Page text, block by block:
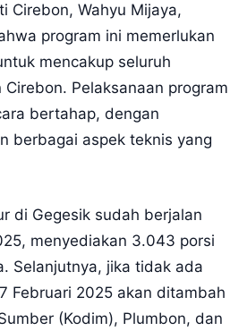
Cirebon, Wahyu Mijaya,
program ini memerlukan
mencakup seluruh
Pelaksanaan program
bertahap, dengan
berbagai aspek teknis yang
di Gegesik sudah berjalan
menyediakan 3.043 porsi
Selanjutnya, jika tidak ada
Februari 2025 akan ditambah
(Kodim), Plumbon, dan